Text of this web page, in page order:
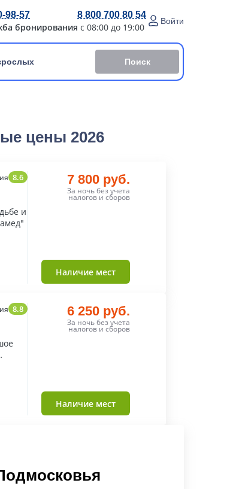
98-57 8 800 700 80 54
бронирования с 08:00 до 19:00
Войти
Поиск
цены 2026
8.6
и
7 800 руб.
За ночь без учета
налогов и сборов
Наличие мест
8.8 6 250 руб.
За ночь без учета
налогов и сборов
Наличие мест